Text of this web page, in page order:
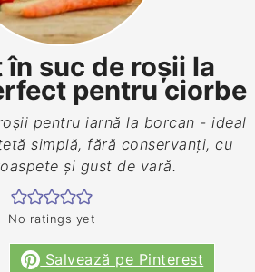
în suc de roșii la
pentru ciorbe
pentru iarnă la borcan - ideal
simplă, fără conservanți, cu
și gust de vară.
No ratings yet
Salvează pe Pinterest